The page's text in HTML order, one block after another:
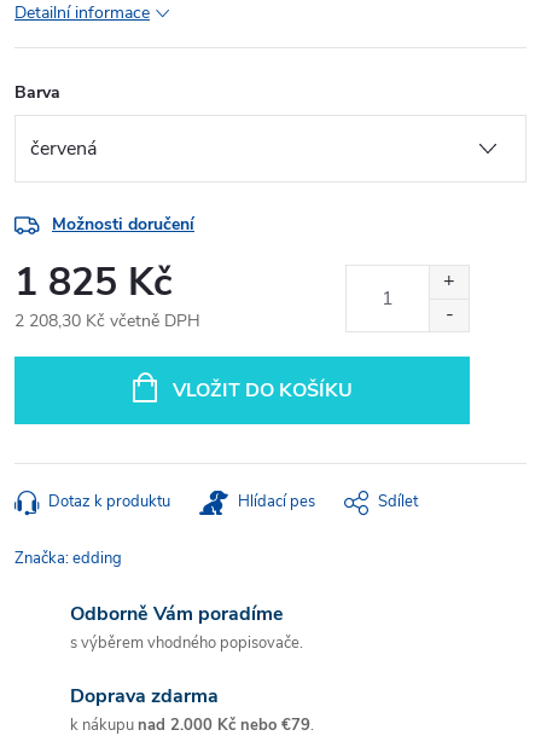
Detailní informace
Barva
Možnosti doručení
1 825 Kč
2 208,30 Kč včetně DPH
VLOŽIT DO KOŠÍKU
Dotaz k produktu Hlídací pes Sdílet
Značka:edding
Odborně Vám poradíme
s výběrem vhodného popisovače.
Doprava zdarma
k nákupunad 2.000 Kč nebo €79.